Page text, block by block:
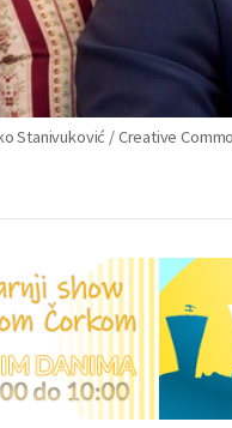
Stanivuković / Creative